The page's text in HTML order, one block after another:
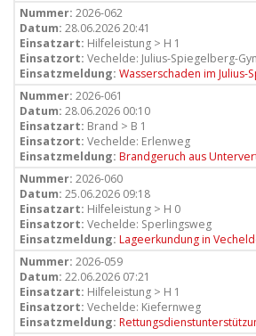
Nummer: 2026-062
Datum: 28.06.2026 20:41
Einsatzart: Hilfeleistung > H 1
Einsatzort: Vechelde: Julius-Spiegelberg-
Einsatzmeldung: Wasserschaden im Julius-
Nummer: 2026-061
Datum: 28.06.2026 00:10
Einsatzart: Brand > B 1
Einsatzort: Vechelde: Erlenweg
Einsatzmeldung: Brandgeruch aus
Nummer: 2026-060
Datum: 25.06.2026 09:18
Einsatzart: Hilfeleistung > H 0
Einsatzort: Vechelde: Sperlingsweg
Einsatzmeldung: Lageerkundung in
Nummer: 2026-059
Datum: 22.06.2026 07:21
Einsatzart: Hilfeleistung > H 1
Einsatzort: Vechelde: Kiefernweg
Einsatzmeldung: